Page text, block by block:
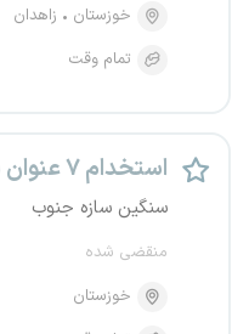
خوزستان
زاهدان
تمام وقت
استخدام ۷ عنوان شغلی
سنگین سازه جنوب
منقضی شده
خوزستان